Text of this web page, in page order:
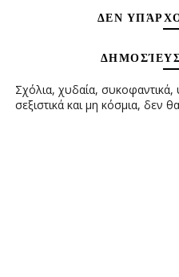
ΔΕΝ
Σχόλια, χυδαία, συκοφαντικά,
σεξιστικά και μη κόσμια, δεν